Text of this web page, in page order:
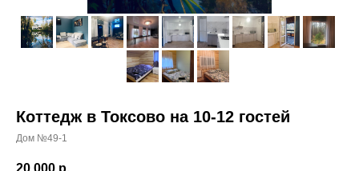
Коттедж в Токсово на 10-12 гостей
Дом №49-1
20 000 р.